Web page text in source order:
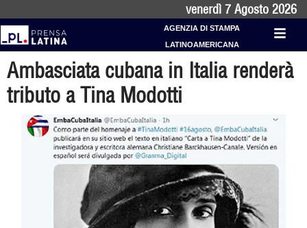
venerdì 7 Agosto 2026
AGENZIA DI STAMPA
LATINOAMERICANA
Ambasciata cubana in Italia renderà
tributo a Tina Modotti